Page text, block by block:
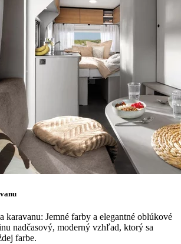
karavanu: Jemné farby a elegantné oblúkové
nadčasový, moderný vzhľad, ktorý sa
farbe.